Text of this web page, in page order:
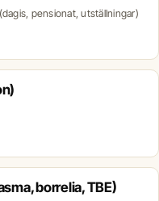
pensionat, utställningar)
borrelia, TBE)